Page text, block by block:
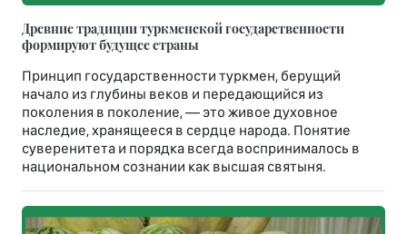
Древние традиции туркменской государственности
формируют будущее страны
Принцип государственности туркмен, берущий
начало из глубины веков и передающийся из
поколения в поколение, — это живое духовное
наследие, хранящееся в сердце народа. Понятие
суверенитета и порядка всегда воспринималось в
национальном сознании как высшая святыня.